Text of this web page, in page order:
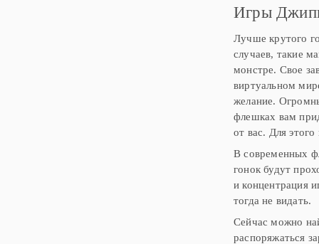
Игры
Лучше крутого
случаев, такие
монстре. Свое
виртуальном
желание.
флешках вам
от вас. Для
В современных
гонок будут
и концентрация
тогда не видать.
Сейчас можно
распоряжаться